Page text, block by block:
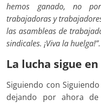
hemos ganado, no
trabajadoras y
las asambleas de
sindicales. ¡Viva la huelga!”.
La lucha sigue
Siguiendo con
dejando por ahora